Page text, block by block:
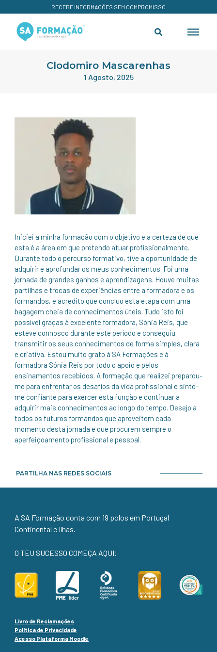
RECEBE INFORMAÇÕES SEM COMPROMISSO
Clodomiro Mascarenhas
1 Agosto, 2025
Iniciei a minha formação com o objetivo e a certeza de que
esta é a área em que pretendo atuar profissionalmente.
Durante todo o percurso formativo, tive a oportunidade de
adquirir e aprofundar os meus conhecimentos. Foi uma
jornada de grandes ganhos e aprendizagens. Houve muitas
partilhas e trocas de experiências entre a formadora e os
formandos, e acredito que concluo esta etapa com uma
bagagem cheia de conhecimentos úteis. Tudo isto foi
possível graças à excelente formadora, Sónia Reis, que
esteve connosco durante este período e conseguiu
transmitir os seus conhecimentos de forma simples, clara
e criativa. Estou muito grato à SA Formações e à
formadora Sónia Reis por todo o apoio e pelos
ensinamentos recebidos. A formação que realizei preparou-
me para enfrentar os desafios da vida profissional e sinto-
me confiante para exercer esta função e continuar a
adquirir mais conhecimentos ao longo do tempo. Desejo a
todos os futuros formandos que aproveitem cada
momento desta jornada e que procurem sempre o
aperfeiçoamento profissional e pessoal.
PARTILHA NAS REDES SOCIAIS
A SA Formação conta com 19 polos em Portugal
Continental e Ilhas.
O TEU SUCESSO COMEÇA AQUI!
Livro de Reclamações
Política de Privacidade
Acesso Plataforma Moodle